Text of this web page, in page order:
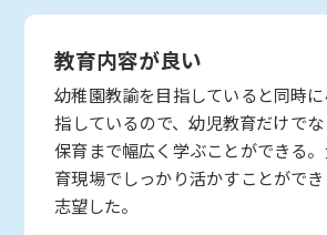
教育内容が良い
幼稚園教諭を目指していると同時
指しているので、幼児教育だけで
保育まで幅広く学ぶことができる
育現場でしっかり活かすことがで
志望した。